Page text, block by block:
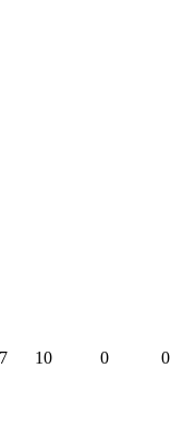
10 0 0